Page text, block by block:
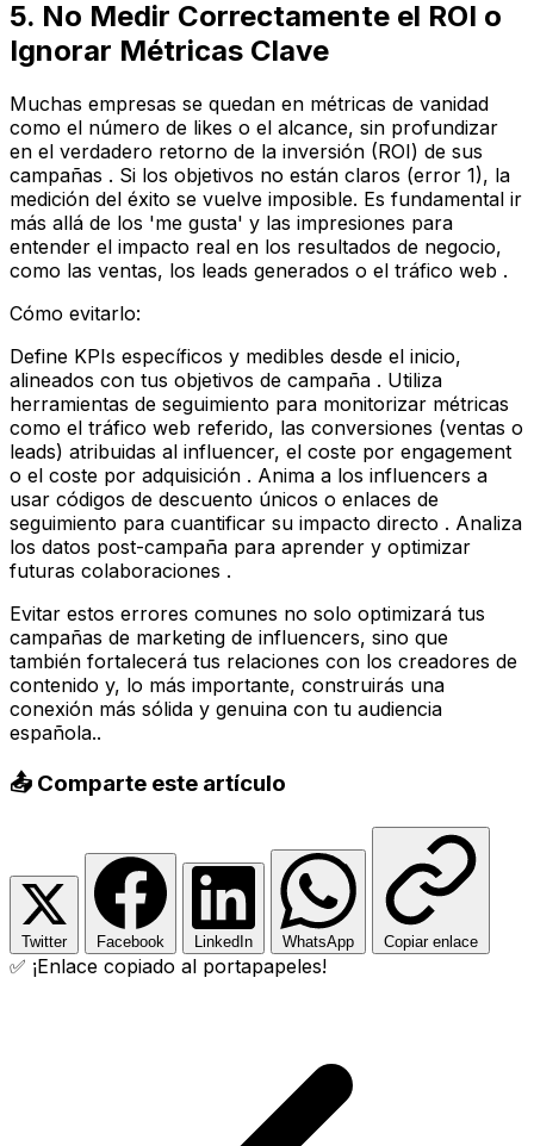
5. No Medir Correctamente el ROI o
Ignorar Métricas Clave
Muchas empresas se quedan en métricas de vanidad
como el número de likes o el alcance, sin profundizar
en el verdadero retorno de la inversión (ROI) de sus
campañas . Si los objetivos no están claros (error 1), la
medición del éxito se vuelve imposible. Es fundamental ir
más allá de los 'me gusta' y las impresiones para
entender el impacto real en los resultados de negocio,
como las ventas, los leads generados o el tráfico web .
Cómo evitarlo:
Define KPIs específicos y medibles desde el inicio,
alineados con tus objetivos de campaña . Utiliza
herramientas de seguimiento para monitorizar métricas
como el tráfico web referido, las conversiones (ventas o
leads) atribuidas al influencer, el coste por engagement
o el coste por adquisición . Anima a los influencers a
usar códigos de descuento únicos o enlaces de
seguimiento para cuantificar su impacto directo . Analiza
los datos post-campaña para aprender y optimizar
futuras colaboraciones .
Evitar estos errores comunes no solo optimizará tus
campañas de marketing de influencers, sino que
también fortalecerá tus relaciones con los creadores de
contenido y, lo más importante, construirás una
conexión más sólida y genuina con tu audiencia
española..
📤 Comparte este artículo
Twitter Facebook LinkedIn WhatsApp Copiar enlace
✅ ¡Enlace copiado al portapapeles!